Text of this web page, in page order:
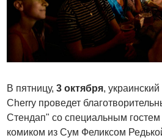
В пятницу,3 октября,
Cherry проведет
Стендап" со специальным
комиком из Сум Феликсом